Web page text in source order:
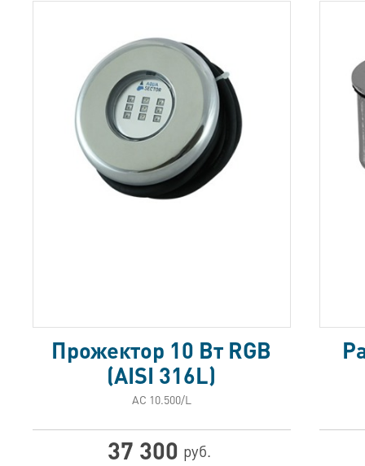
Прожектор 10 Вт RGB
(AISI 316L)
АС 10.500/L
37 300 руб.